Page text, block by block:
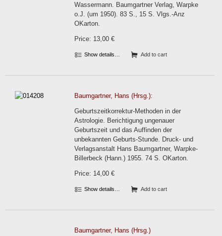
Wassermann. Baumgartner Verlag, Warpke
o.J. (um 1950). 83 S., 15 S. Vlgs.-Anz
OKarton.
Price: 13,00 €
Show details… Add to cart
Baumgartner, Hans (Hrsg.):
Geburtszeitkorrektur-Methoden in der
Astrologie. Berichtigung ungenauer
Geburtszeit und das Auffinden der
unbekannten Geburts-Stunde. Druck- und
Verlagsanstalt Hans Baumgartner, Warpke-
Billerbeck (Hann.) 1955. 74 S. OKarton.
Price: 14,00 €
Show details… Add to cart
Baumgartner, Hans (Hrsg.)